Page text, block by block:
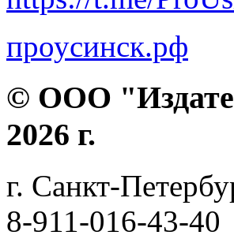
проусинск.рф
© ООО
2026 г.
г. Санкт-
8-911-016-43-40